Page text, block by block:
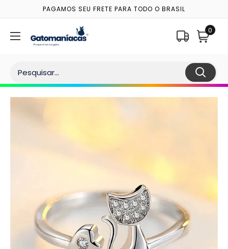
para o
conteúdo
PAGAMOS SEU FRETE PARA TODO O BRASIL
0